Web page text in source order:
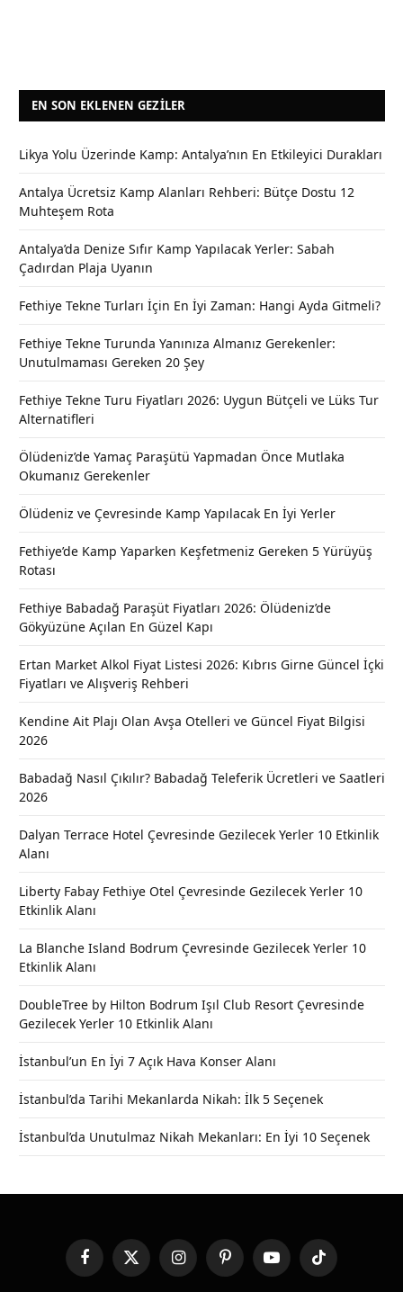
EN SON EKLENEN GEZILER
Likya Yolu Üzerinde Kamp: Antalya’nın En Etkileyici Durakları
Antalya Ücretsiz Kamp Alanları Rehberi: Bütçe Dostu 12
Muhteşem Rota
Antalya’da Denize Sıfır Kamp Yapılacak Yerler: Sabah
Çadırdan Plaja Uyanın
Fethiye Tekne Turları İçin En İyi Zaman: Hangi Ayda Gitmeli?
Fethiye Tekne Turunda Yanınıza Almanız Gerekenler:
Unutulmaması Gereken 20 Şey
Fethiye Tekne Turu Fiyatları 2026: Uygun Bütçeli ve Lüks Tur
Alternatifleri
Ölüdeniz’de Yamaç Paraşütü Yapmadan Önce Mutlaka
Okumanız Gerekenler
Ölüdeniz ve Çevresinde Kamp Yapılacak En İyi Yerler
Fethiye’de Kamp Yaparken Keşfetmeniz Gereken 5 Yürüyüş
Rotası
Fethiye Babadağ Paraşüt Fiyatları 2026: Ölüdeniz’de
Gökyüzüne Açılan En Güzel Kapı
Ertan Market Alkol Fiyat Listesi 2026: Kıbrıs Girne Güncel İçki
Fiyatları ve Alışveriş Rehberi
Kendine Ait Plajı Olan Avşa Otelleri ve Güncel Fiyat Bilgisi
2026
Babadağ Nasıl Çıkılır? Babadağ Teleferik Ücretleri ve Saatleri
2026
Dalyan Terrace Hotel Çevresinde Gezilecek Yerler 10 Etkinlik
Alanı
Liberty Fabay Fethiye Otel Çevresinde Gezilecek Yerler 10
Etkinlik Alanı
La Blanche Island Bodrum Çevresinde Gezilecek Yerler 10
Etkinlik Alanı
DoubleTree by Hilton Bodrum Işıl Club Resort Çevresinde
Gezilecek Yerler 10 Etkinlik Alanı
İstanbul’un En İyi 7 Açık Hava Konser Alanı
İstanbul’da Tarihi Mekanlarda Nikah: İlk 5 Seçenek
İstanbul’da Unutulmaz Nikah Mekanları: En İyi 10 Seçenek
FacebookX
(Twitter)
InstagramPinterestYouTubeTikTok